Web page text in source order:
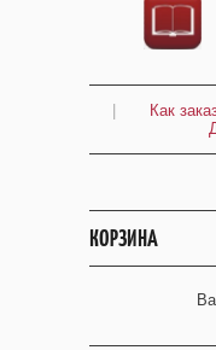
Как
КОРЗИНА